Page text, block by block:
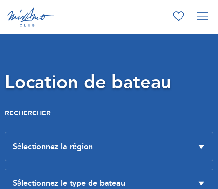
Location de bateau
RECHERCHER